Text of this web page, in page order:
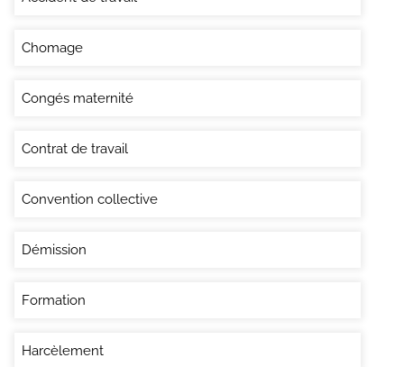
Chomage
Congés maternité
Contrat de travail
Convention collective
Démission
Formation
Harcèlement